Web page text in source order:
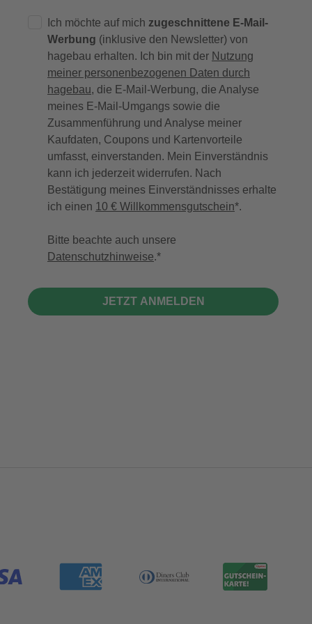
Ich möchte auf mich zugeschnittene E-Mail-
Werbung (inklusive den Newsletter) von
hagebau erhalten. Ich bin mit der Nutzung
meiner personenbezogenen Daten durch
hagebau, die E-Mail-Werbung, die Analyse
meines E-Mail-Umgangs sowie die
Zusammenführung und Analyse meiner
Kaufdaten, Coupons und Kartenvorteile
umfasst, einverstanden. Mein Einverständnis
kann ich jederzeit widerrufen. Nach
Bestätigung meines Einverständnisses erhalte
ich einen 10 € Willkommensgutschein*.
Bitte beachte auch unsere
Datenschutzhinweise.
JETZT ANMELDEN